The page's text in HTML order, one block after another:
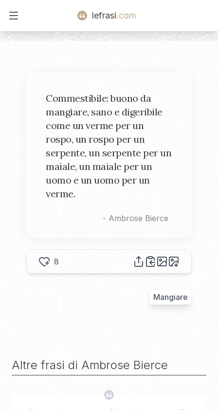
Open main menu
lefrasi.com
Commestibile: buono da
mangiare, sano e digeribile
come un verme per un
rospo, un rospo per un
serpente, un serpente per un
maiale, un maiale per un
uomo e un uomo per un
verme.
- Ambrose Bierce
8
Mangiare
Altre frasi di Ambrose Bierce